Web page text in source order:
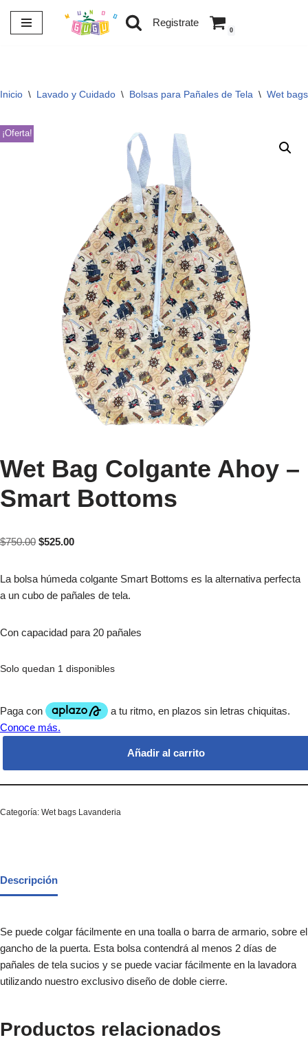
Saltar
Registrate
0
Inicio \ Lavado y Cuidado \ Bolsas para Pañales de Tela \ Wet
¡Oferta!
Wet Bag Colgante Ahoy –
Smart Bottoms
$750.00 $525.00
La bolsa húmeda colgante Smart Bottoms es la alternativa perfecta
a un cubo de pañales de tela.
Con capacidad para 20 pañales
Solo quedan 1 disponibles
Añadir al carrito
Categoría: Wet bags Lavanderia
Descripción
Se puede colgar fácilmente en una toalla o barra de armario, sobre el
gancho de la puerta. Esta bolsa contendrá al menos 2 días de
pañales de tela sucios y se puede vaciar fácilmente en la lavadora
utilizando nuestro exclusivo diseño de doble cierre.
Productos relacionados